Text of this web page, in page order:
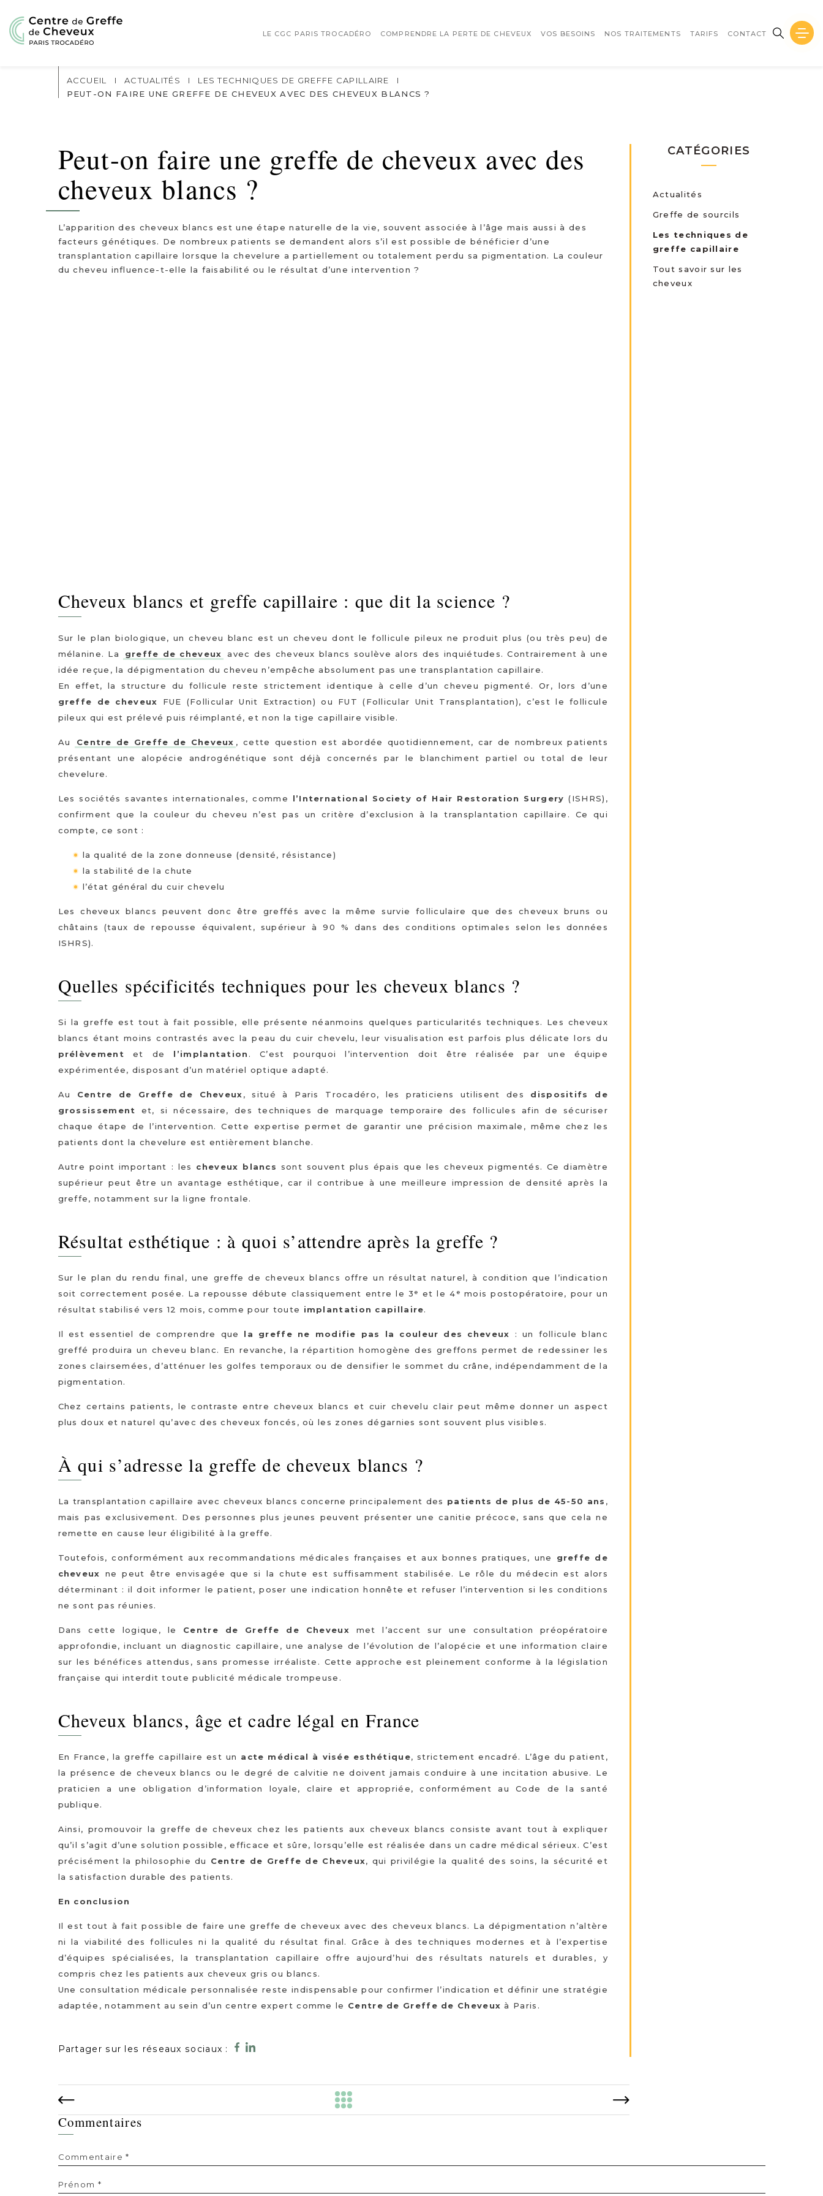
LE CGC PARIS TROCADÉRO COMPRENDRE LA PERTE DE CHEVEUX VOS BESOINS NOS TRAITEMENTS TARIFS CONTACT
ACCUEIL I ACTUALITÉS I LES TECHNIQUES DE GREFFE CAPILLAIRE
I
PEUT-ON FAIRE UNE GREFFE DE CHEVEUX AVEC DES CHEVEUX BLANCS ?
CATÉGORIES
Actualités
Greffe de sourcils
Les techniques de
greffe capillaire
Tout savoir sur les
cheveux
Peut-on faire une greffe de cheveux avec des
cheveux blancs ?
L’apparition des cheveux blancs est une étape naturelle de la vie, souvent associée à l’âge mais aussi à des
facteurs génétiques. De nombreux patients se demandent alors s’il est possible de bénéficier d’une
transplantation capillaire lorsque la chevelure a partiellement ou totalement perdu sa pigmentation. La couleur
du cheveu influence-t-elle la faisabilité ou le résultat d’une intervention ?
Cheveux blancs et greffe capillaire : que dit la science ?
Sur le plan biologique, un cheveu blanc est un cheveu dont le follicule pileux ne produit plus (ou très peu) de
mélanine. La
greffe de cheveux
avec des cheveux blancs soulève alors des inquiétudes. Contrairement à une
idée reçue, la dépigmentation du cheveu n’empêche absolument pas une transplantation capillaire.
En effet, la structure du follicule reste strictement identique à celle d’un cheveu pigmenté. Or, lors d’une
greffe de cheveux FUE (Follicular Unit Extraction) ou FUT (Follicular Unit Transplantation), c’est le follicule
pileux qui est prélevé puis réimplanté, et non la tige capillaire visible.
Au Centre de Greffe de Cheveux , cette question est abordée quotidiennement, car de nombreux patients
présentant une alopécie androgénétique sont déjà concernés par le blanchiment partiel ou total de leur
chevelure.
Les sociétés savantes internationales, comme l’International Society of Hair Restoration Surgery (ISHRS),
confirment que la couleur du cheveu n’est pas un critère d’exclusion à la transplantation capillaire. Ce qui
compte, ce sont :
la qualité de la zone donneuse (densité, résistance)
la stabilité de la chute
l’état général du cuir chevelu
Les cheveux blancs peuvent donc être greffés avec la même survie folliculaire que des cheveux bruns ou
châtains (taux de repousse équivalent, supérieur à 90 % dans des conditions optimales selon les données
ISHRS).
Quelles spécificités techniques pour les cheveux blancs ?
Si la greffe est tout à fait possible, elle présente néanmoins quelques particularités techniques. Les cheveux
blancs étant moins contrastés avec la peau du cuir chevelu, leur visualisation est parfois plus délicate lors du
prélèvement et de l’implantation . C’est pourquoi l’intervention doit être réalisée par une équipe
expérimentée, disposant d’un matériel optique adapté.
Au Centre de Greffe de Cheveux, situé à Paris Trocadéro, les praticiens utilisent des dispositifs de
grossissement et, si nécessaire, des techniques de marquage temporaire des follicules afin de sécuriser
chaque étape de l’intervention. Cette expertise permet de garantir une précision maximale, même chez les
patients dont la chevelure est entièrement blanche.
Autre point important : les cheveux blancs
sont souvent plus épais que les cheveux pigmentés. Ce diamètre
supérieur peut être un avantage esthétique, car il contribue à une meilleure impression de densité après la
greffe, notamment sur la ligne frontale.
Résultat esthétique : à quoi s’attendre après la greffe ?
Sur le plan du rendu final, une greffe de cheveux blancs offre un résultat naturel, à condition que l’indication
soit correctement posée. La repousse débute classiquement entre le 3ᵉ et le 4ᵉ mois postopératoire, pour un
résultat stabilisé vers 12 mois, comme pour toute implantation capillaire.
Il est essentiel de comprendre que la greffe ne modifie pas la couleur des cheveux : un follicule blanc
greffé produira un cheveu blanc. En revanche, la répartition homogène des greffons permet de redessiner les
zones clairsemées, d’atténuer les golfes temporaux ou de densifier le sommet du crâne, indépendamment de la
pigmentation.
Chez certains patients, le contraste entre cheveux blancs et cuir chevelu clair peut même donner un aspect
plus doux et naturel qu’avec des cheveux foncés, où les zones dégarnies sont souvent plus visibles.
À qui s’adresse la greffe de cheveux blancs ?
La transplantation capillaire avec cheveux blancs concerne principalement des patients de plus de 45-50 ans ,
mais pas exclusivement. Des personnes plus jeunes peuvent présenter une canitie précoce, sans que cela ne
remette en cause leur éligibilité à la greffe.
Toutefois, conformément aux recommandations médicales françaises et aux bonnes pratiques, une greffe de
cheveux
ne peut être envisagée que si la chute est suffisamment stabilisée. Le rôle du médecin est alors
déterminant : il doit informer le patient, poser une indication honnête et refuser l’intervention si les conditions
ne sont pas réunies.
Dans cette logique, le Centre de Greffe de Cheveux met l’accent sur une consultation préopératoire
approfondie, incluant un diagnostic capillaire, une analyse de l’évolution de l’alopécie et une information claire
sur les bénéfices attendus, sans promesse irréaliste. Cette approche est pleinement conforme à la législation
française qui interdit toute publicité médicale trompeuse.
Cheveux blancs, âge et cadre légal en France
En France, la greffe capillaire est un acte médical à visée esthétique, strictement encadré. L’âge du patient,
la présence de cheveux blancs ou le degré de calvitie ne doivent jamais conduire à une incitation abusive. Le
praticien a une obligation d’information loyale, claire et appropriée, conformément au Code de la santé
publique.
Ainsi, promouvoir la greffe de cheveux chez les patients aux cheveux blancs consiste avant tout à expliquer
qu’il s’agit d’une solution possible, efficace et sûre, lorsqu’elle est réalisée dans un cadre médical sérieux. C’est
précisément la philosophie du Centre de Greffe de Cheveux, qui privilégie la qualité des soins, la sécurité et
la satisfaction durable des patients.
En conclusion
Il est tout à fait possible de faire une greffe de cheveux avec des cheveux blancs. La dépigmentation n’altère
ni la viabilité des follicules ni la qualité du résultat final. Grâce à des techniques modernes et à l’expertise
d’équipes spécialisées, la transplantation capillaire offre aujourd’hui des résultats naturels et durables, y
compris chez les patients aux cheveux gris ou blancs.
Une consultation médicale personnalisée reste indispensable pour confirmer l’indication et définir une stratégie
adaptée, notamment au sein d’un centre expert comme le Centre de Greffe de Cheveux à Paris.
Partager sur les réseaux sociaux :
Commentaires
Commentaire *
Prénom *